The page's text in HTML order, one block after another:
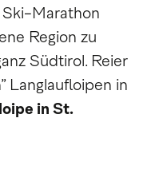
Ski-Marathon
Region zu
Südtirol. Reier
Langlaufloipen in
in St.